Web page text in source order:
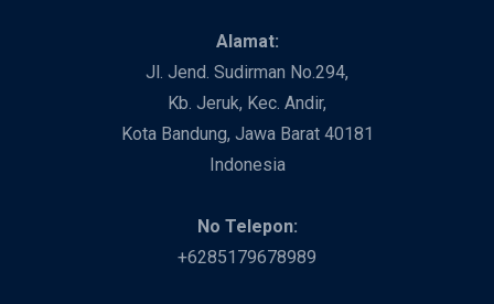
Alamat:
Jl. Jend. Sudirman No.294,
Kb. Jeruk, Kec. Andir,
Kota Bandung, Jawa Barat 40181
Indonesia
No Telepon:
+6285179678989